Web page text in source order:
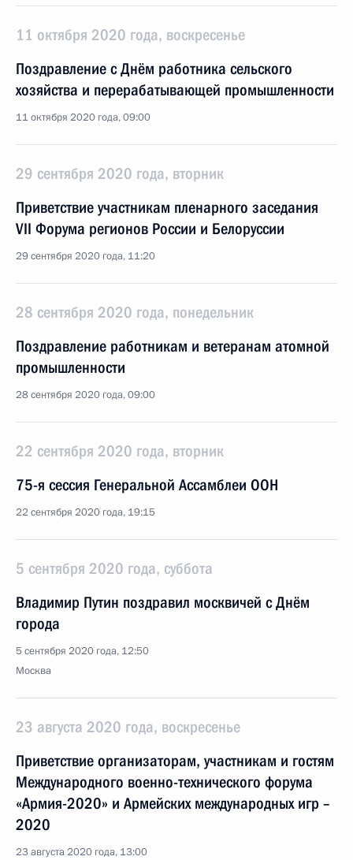
11 октября 2020 года, воскресенье
Поздравление с Днём работника сельского
хозяйства и перерабатывающей промышленности
11 октября 2020 года, 09:00
29 сентября 2020 года, вторник
Приветствие участникам пленарного заседания
VII Форума регионов России и Белоруссии
29 сентября 2020 года, 11:20
28 сентября 2020 года, понедельник
Поздравление работникам и ветеранам атомной
промышленности
28 сентября 2020 года, 09:00
22 сентября 2020 года, вторник
75-я сессия Генеральной Ассамблеи ООН
22 сентября 2020 года, 19:15
5 сентября 2020 года, суббота
Владимир Путин поздравил москвичей с Днём
города
5 сентября 2020 года, 12:50
Москва
23 августа 2020 года, воскресенье
Приветствие организаторам, участникам и гостям
Международного военно-технического форума
«Армия-2020» и Армейских международных игр –
2020
23 августа 2020 года, 13:00